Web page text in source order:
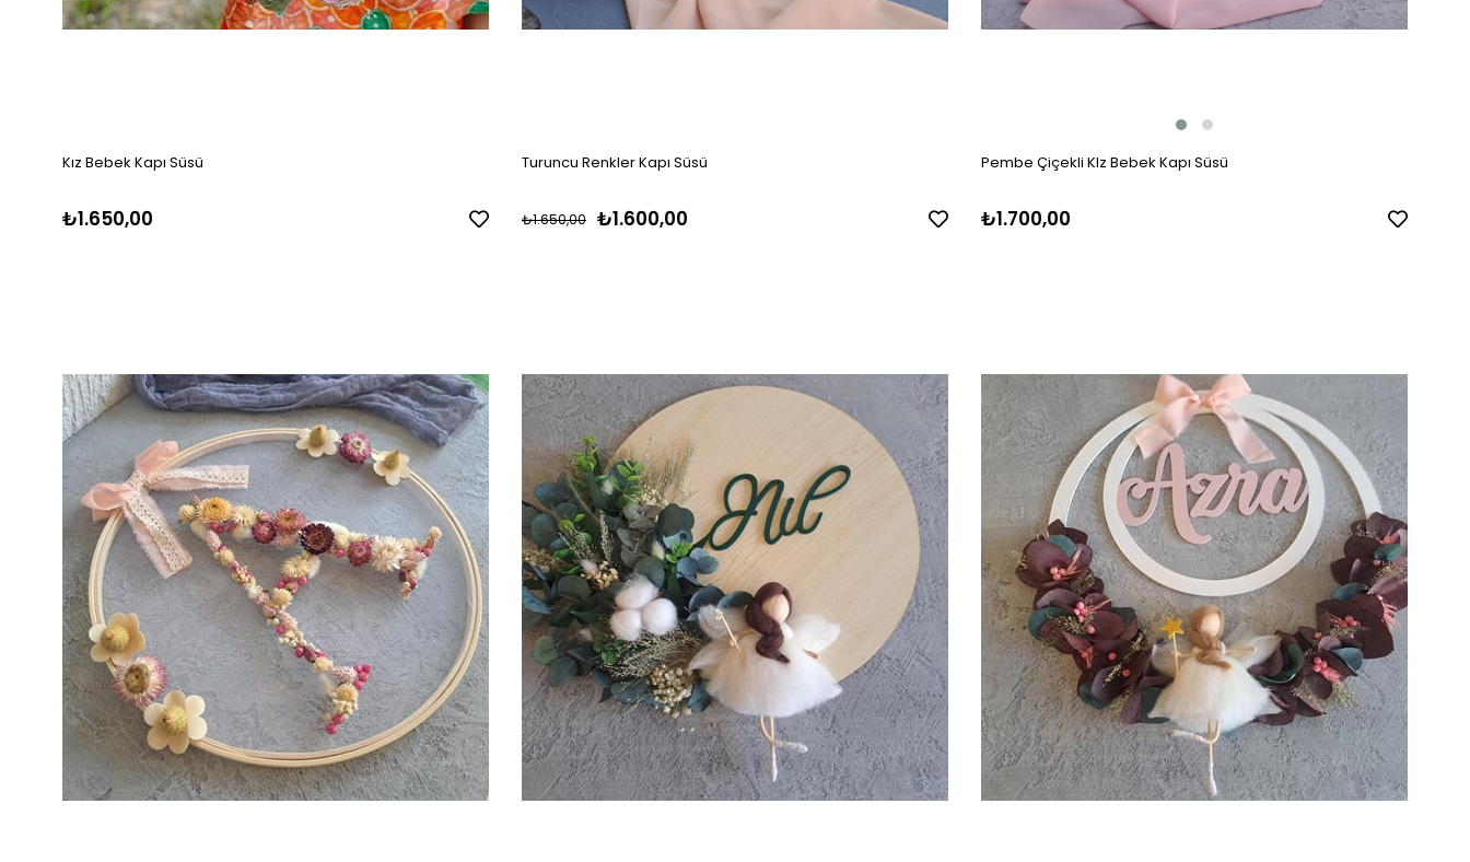
Kız Bebek Kapı Süsü
₺1.650,00
Turuncu Renkler Kapı Süsü
₺1.600,00
₺1.650,00
Pembe Çiçekli KIz Bebek Kapı Süsü
₺1.700,00